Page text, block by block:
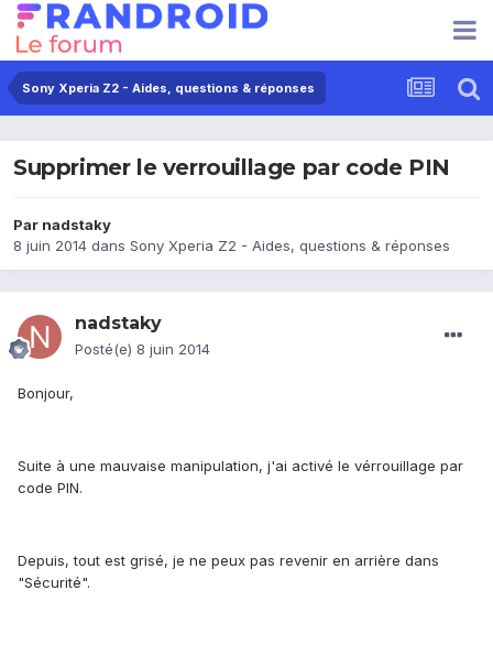
Sony Xperia Z2 - Aides, questions & réponses
Supprimer le verrouillage par code PIN
Par nadstaky
8 juin 2014 dans Sony Xperia Z2 - Aides, questions & réponses
nadstaky
Posté(e) 8 juin 2014
Bonjour,
Suite à une mauvaise manipulation, j'ai activé le vérrouillage par
code PIN.
Depuis, tout est grisé, je ne peux pas revenir en arrière dans
"Sécurité".